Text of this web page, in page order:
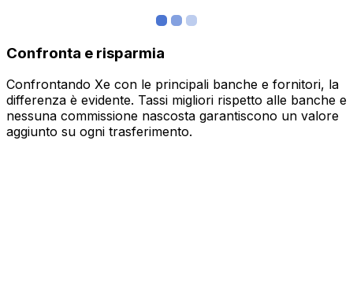
Confronta e risparmia
Confrontando Xe con le principali banche e fornitori, la
differenza è evidente. Tassi migliori rispetto alle banche e
nessuna commissione nascosta garantiscono un valore
aggiunto su ogni trasferimento.